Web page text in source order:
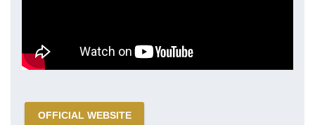
OFFICIAL WEBSITE